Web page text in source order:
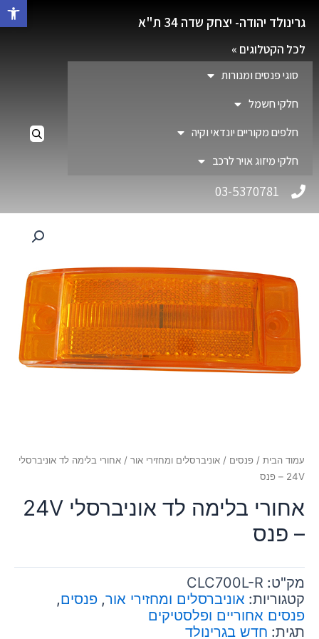
פתח
גרינולד יהודה- יצחק שדה 34 ת"א
לכל הקטלוגים »
סוגי פנסים ומנורות
חלקי חשמל
חלפים מקוריים יונדאי וקיה
חלקי מיזוג אויר לרכב
03-5370781
עמוד הבית / פנסים / אוניברסלים ומחזירי אור / אחורי בלימה לד אוניברסלי
24V – פנס
אחורי בלימה לד אוניברסלי 24V
– פנס
מק"ט: CLC700L-R
קטגוריות: אוניברסלים ומחזירי אור, פנסים,
פנסים אחוריים ופלסטיקים
תגית: חדש בגרינולד